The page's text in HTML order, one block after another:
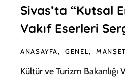
Sivas’ta “Kutsal
Vakıf Eserleri
ANASAYFA GENEL MANŞET
Kültür ve Turizm Bakanlığı